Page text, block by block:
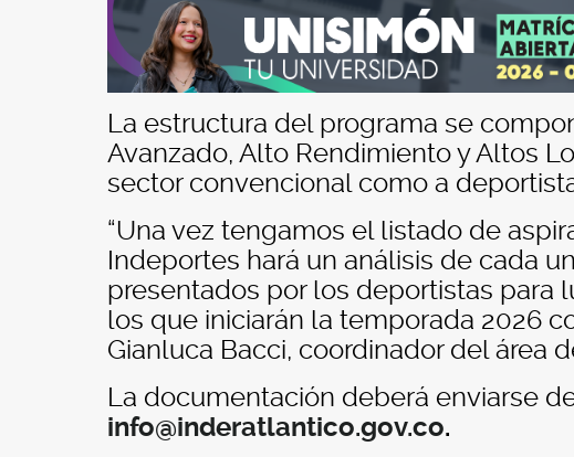
La estructura del programa se
Avanzado, Alto Rendimiento y Altos
sector convencional como a
“Una vez tengamos el listado de
Indeportes hará un análisis de cada
presentados por los deportistas para
los que iniciarán la temporada 2026
Gianluca Bacci, coordinador del área
La documentación deberá enviarse
info@inderatlantico.gov.co.